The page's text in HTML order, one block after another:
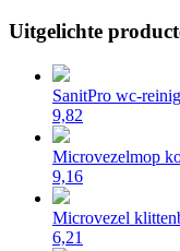
Uitgelichte
SanitPro wc-
9,82
Microvezelmop
9,16
Microvezel
6,21